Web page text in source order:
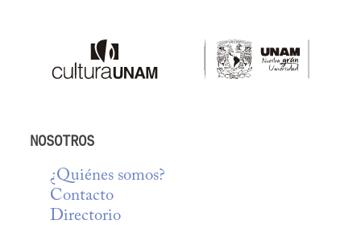
NOSOTROS
¿Quiénes somos?
Contacto
Directorio